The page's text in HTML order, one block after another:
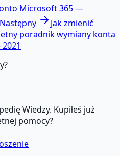
Microsoft 365 —
Następny
Jak zmienić
poradnik wymiany konta
Wiedzy. Kupiłeś już
pomocy?